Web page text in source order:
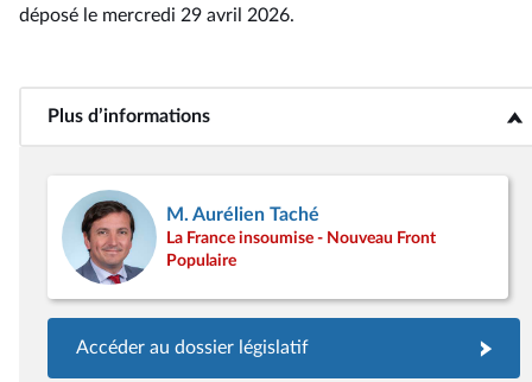
déposé le mercredi 29 avril 2026.
Plus d’informations<b>Plus d’informations</b>
M. Aurélien Taché
La France insoumise - Nouveau Front
Populaire
Accéder au dossier législatif